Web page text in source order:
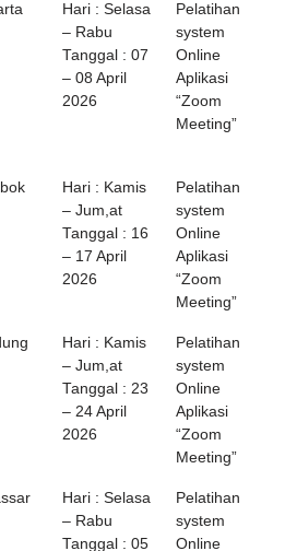
Hari : Selasa
– Rabu
Tanggal : 07
– 08 April
2026
Pelatihan
system
Online
Aplikasi
“Zoom
Meeting”
Hari : Kamis
– Jum,at
Tanggal : 16
– 17 April
2026
Pelatihan
system
Online
Aplikasi
“Zoom
Meeting”
Hari : Kamis
– Jum,at
Tanggal : 23
– 24 April
2026
Pelatihan
system
Online
Aplikasi
“Zoom
Meeting”
Hari : Selasa
– Rabu
Tanggal : 05
Pelatihan
system
Online